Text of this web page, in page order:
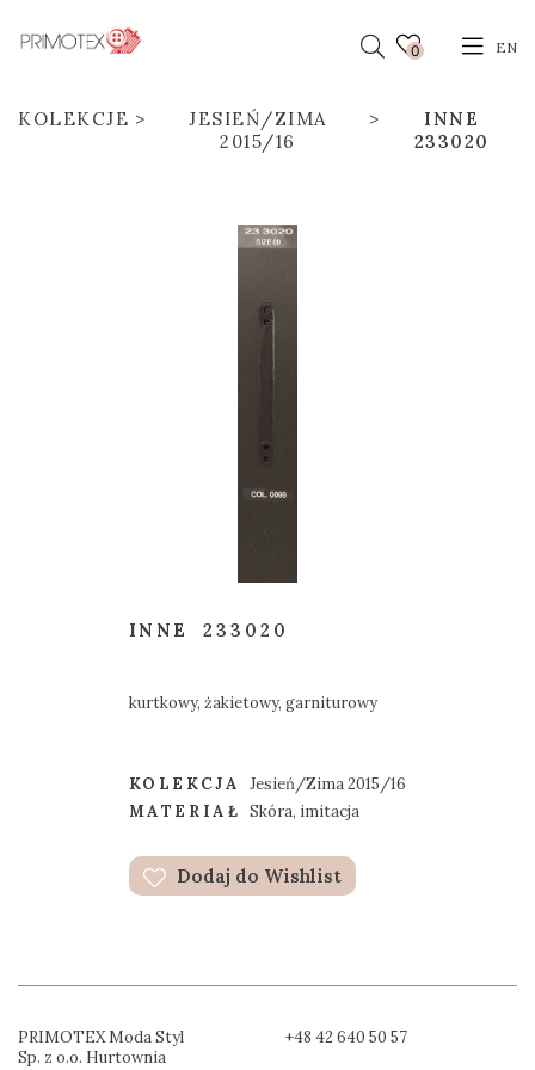
0 EN
KOLEKCJE
JESIEŃ/ZIMA
2015/16
INNE
233020
INNE 233020
kurtkowy, żakietowy, garniturowy
KOLEKCJA
Jesień/Zima 2015/16
MATERIAŁ Skóra, imitacja
Dodaj do Wishlist
PRIMOTEX Moda Styl
Sp. z o.o. Hurtownia
+48 42 640 50 57